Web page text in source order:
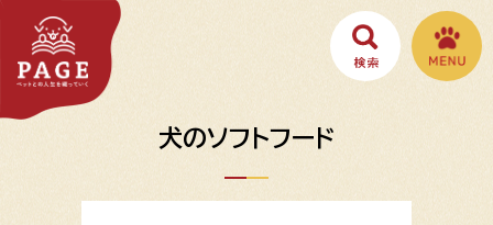
犬のソフトフード